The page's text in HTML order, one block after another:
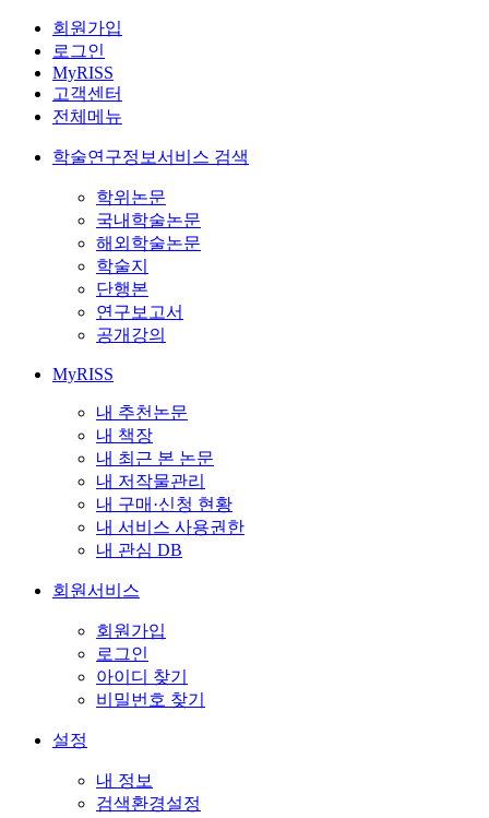
회원가입
로그인
MyRISS
고객센터
전체메뉴
학술연구정보서비스 검색
학위논문
국내학술논문
해외학술논문
학술지
단행본
연구보고서
공개강의
MyRISS
내 추천논문
내 책장
내 최근 본 논문
내 저작물관리
내 구매·신청 현황
내 서비스 사용권한
내 관심 DB
회원서비스
회원가입
로그인
아이디 찾기
비밀번호 찾기
설정
내 정보
검색환경설정